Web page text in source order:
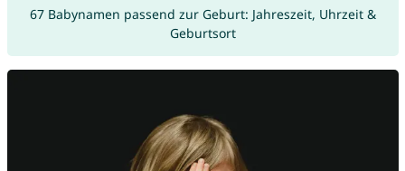
67 Babynamen passend zur Geburt: Jahreszeit, Uhrzeit &
Geburtsort